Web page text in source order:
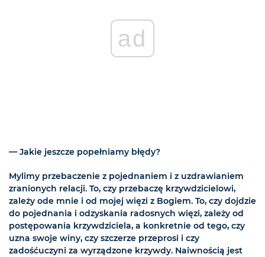
ad
— Jakie jeszcze popełniamy błędy?
Mylimy przebaczenie z pojednaniem i z uzdrawianiem
zranionych relacji. To, czy przebaczę krzywdzicielowi,
zależy ode mnie i od mojej więzi z Bogiem. To, czy dojdzie
do pojednania i odzyskania radosnych więzi, zależy od
postępowania krzywdziciela, a konkretnie od tego, czy
uzna swoje winy, czy szczerze przeprosi i czy
zadośćuczyni za wyrządzone krzywdy. Naiwnością jest